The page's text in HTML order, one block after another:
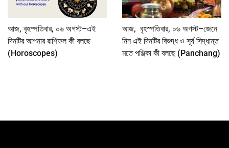
আজ, বৃহস্পতিবার, ০৬ অগস্ট–এই
দিনটির আপনার রাশিফল কী বলছে
(Horoscopes)
আজ, বৃহস্পতিবার, ০৬ অগস্ট–জেনে
নিন এই দিনটির বিশুদ্ধ ও সূর্য সিদ্ধান্ত
মতে পঞ্জিকা কী বলছে (Panchang)